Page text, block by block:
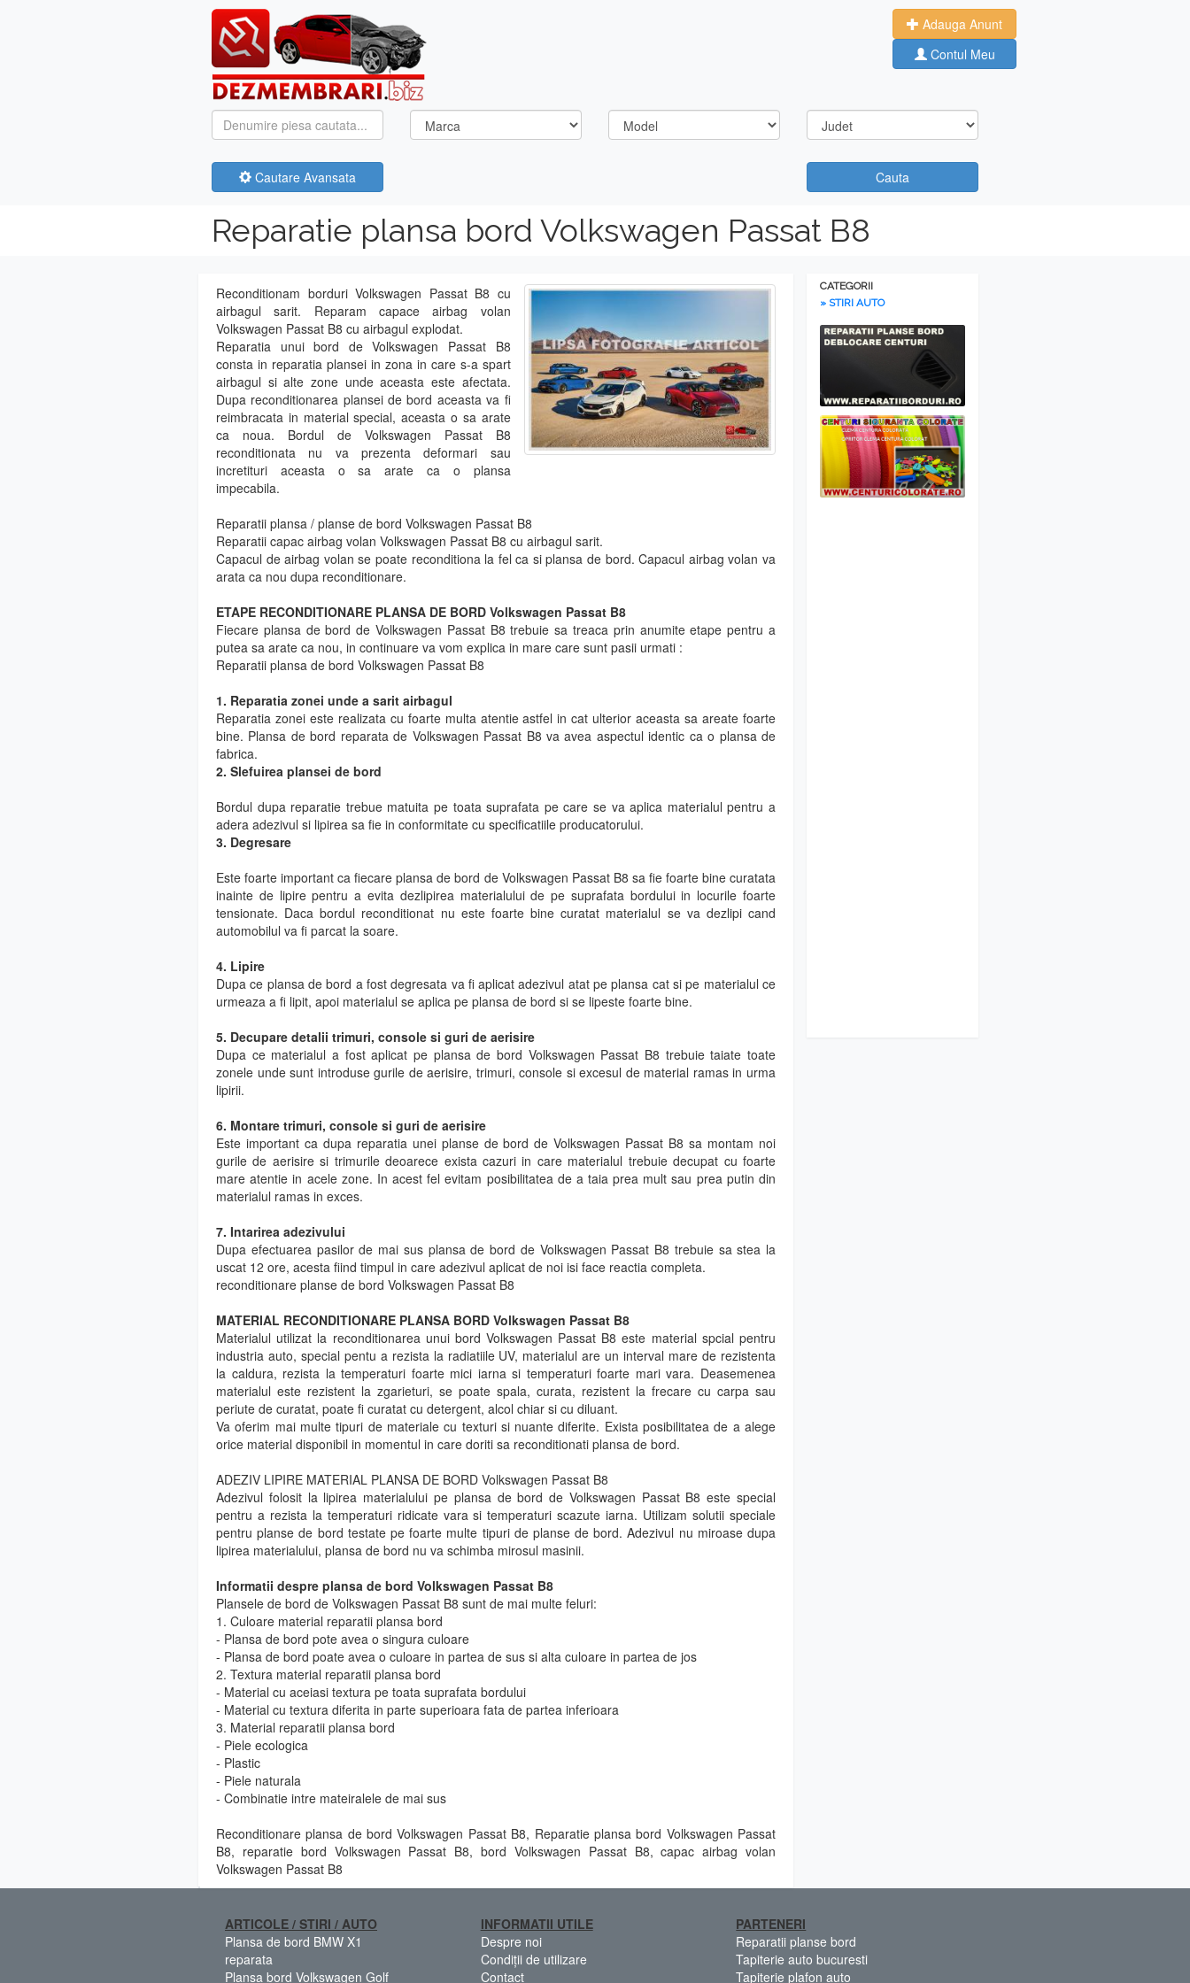
Adauga Anunt
Contul Meu
Cautare Avansata Cauta
Reparatie plansa bord Volkswagen Passat B8
Reconditionam borduri Volkswagen Passat B8 cu
airbagul sarit. Reparam capace airbag volan
Volkswagen Passat B8 cu airbagul explodat.
Reparatia unui bord de Volkswagen Passat B8
consta in reparatia plansei in zona in care s-a spart
airbagul si alte zone unde aceasta este afectata.
Dupa reconditionarea plansei de bord aceasta va fi
reimbracata in material special, aceasta o sa arate
ca noua. Bordul de Volkswagen Passat B8
reconditionata nu va prezenta deformari sau
incretituri aceasta o sa arate ca o plansa
impecabila.
Reparatii plansa / planse de bord Volkswagen Passat B8
Reparatii capac airbag volan Volkswagen Passat B8 cu airbagul sarit.
Capacul de airbag volan se poate reconditiona la fel ca si plansa de bord. Capacul airbag volan va
arata ca nou dupa reconditionare.
ETAPE RECONDITIONARE PLANSA DE BORD Volkswagen Passat B8
Fiecare plansa de bord de Volkswagen Passat B8 trebuie sa treaca prin anumite etape pentru a
putea sa arate ca nou, in continuare va vom explica in mare care sunt pasii urmati :
Reparatii plansa de bord Volkswagen Passat B8
1. Reparatia zonei unde a sarit airbagul
Reparatia zonei este realizata cu foarte multa atentie astfel in cat ulterior aceasta sa areate foarte
bine. Plansa de bord reparata de Volkswagen Passat B8 va avea aspectul identic ca o plansa de
fabrica.
2. Slefuirea plansei de bord
Bordul dupa reparatie trebue matuita pe toata suprafata pe care se va aplica materialul pentru a
adera adezivul si lipirea sa fie in conformitate cu specificatiile producatorului.
3. Degresare
Este foarte important ca fiecare plansa de bord de Volkswagen Passat B8 sa fie foarte bine curatata
inainte de lipire pentru a evita dezlipirea materialului de pe suprafata bordului in locurile foarte
tensionate. Daca bordul reconditionat nu este foarte bine curatat materialul se va dezlipi cand
automobilul va fi parcat la soare.
4. Lipire
Dupa ce plansa de bord a fost degresata va fi aplicat adezivul atat pe plansa cat si pe materialul ce
urmeaza a fi lipit, apoi materialul se aplica pe plansa de bord si se lipeste foarte bine.
5. Decupare detalii trimuri, console si guri de aerisire
Dupa ce materialul a fost aplicat pe plansa de bord Volkswagen Passat B8 trebuie taiate toate
zonele unde sunt introduse gurile de aerisire, trimuri, console si excesul de material ramas in urma
lipirii.
6. Montare trimuri, console si guri de aerisire
Este important ca dupa reparatia unei planse de bord de Volkswagen Passat B8 sa montam noi
gurile de aerisire si trimurile deoarece exista cazuri in care materialul trebuie decupat cu foarte
mare atentie in acele zone. In acest fel evitam posibilitatea de a taia prea mult sau prea putin din
materialul ramas in exces.
7. Intarirea adezivului
Dupa efectuarea pasilor de mai sus plansa de bord de Volkswagen Passat B8 trebuie sa stea la
uscat 12 ore, acesta fiind timpul in care adezivul aplicat de noi isi face reactia completa.
reconditionare planse de bord Volkswagen Passat B8
MATERIAL RECONDITIONARE PLANSA BORD Volkswagen Passat B8
Materialul utilizat la reconditionarea unui bord Volkswagen Passat B8 este material spcial pentru
industria auto, special pentu a rezista la radiatiile UV, materialul are un interval mare de rezistenta
la caldura, rezista la temperaturi foarte mici iarna si temperaturi foarte mari vara. Deasemenea
materialul este rezistent la zgarieturi, se poate spala, curata, rezistent la frecare cu carpa sau
periute de curatat, poate fi curatat cu detergent, alcol chiar si cu diluant.
Va oferim mai multe tipuri de materiale cu texturi si nuante diferite. Exista posibilitatea de a alege
orice material disponibil in momentul in care doriti sa reconditionati plansa de bord.
ADEZIV LIPIRE MATERIAL PLANSA DE BORD Volkswagen Passat B8
Adezivul folosit la lipirea materialului pe plansa de bord de Volkswagen Passat B8 este special
pentru a rezista la temperaturi ridicate vara si temperaturi scazute iarna. Utilizam solutii speciale
pentru planse de bord testate pe foarte multe tipuri de planse de bord. Adezivul nu miroase dupa
lipirea materialului, plansa de bord nu va schimba mirosul masinii.
Informatii despre plansa de bord Volkswagen Passat B8
Plansele de bord de Volkswagen Passat B8 sunt de mai multe feluri:
1. Culoare material reparatii plansa bord
- Plansa de bord pote avea o singura culoare
- Plansa de bord poate avea o culoare in partea de sus si alta culoare in partea de jos
2. Textura material reparatii plansa bord
- Material cu aceiasi textura pe toata suprafata bordului
- Material cu textura diferita in parte superioara fata de partea inferioara
3. Material reparatii plansa bord
- Piele ecologica
- Plastic
- Piele naturala
- Combinatie intre mateiralele de mai sus
Reconditionare plansa de bord Volkswagen Passat B8, Reparatie plansa bord Volkswagen Passat
B8, reparatie bord Volkswagen Passat B8, bord Volkswagen Passat B8, capac airbag volan
Volkswagen Passat B8
CATEGORII
» STIRI AUTO
ARTICOLE / STIRI / AUTO
Plansa de bord BMW X1
reparata
Plansa bord Volkswagen Golf
INFORMATII UTILE
Despre noi
Condiții de utilizare
Contact
PARTENERI
Reparatii planse bord
Tapiterie auto bucuresti
Tapiterie plafon auto